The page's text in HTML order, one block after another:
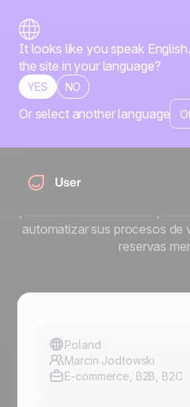
It looks like you speak
the site in your language?
YES NO
Or select another language
Cómo
aumentó su
un 200 % con
Descubre cómo
automatizar sus procesos de
reservas
Poland
Marcin Jodłowski
E-commerce, B2B, B2C